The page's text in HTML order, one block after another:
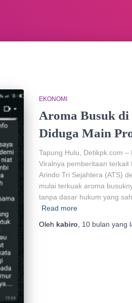
EKONOMI
Aroma Busuk
Diduga Main
Tapung Hulu, Detikpk.com
Viralnya pemberitaan terkait
Arindo Tri Sejahtera (ATS)
mulai terkuak aroma
tanpa dasar hukum yang
Read more
Oleh kabiro 10 bulan yang